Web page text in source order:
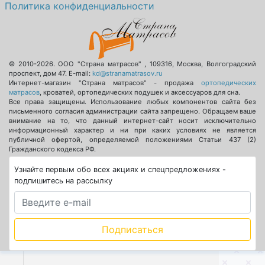
Политика конфиденциальности
© 2010-2026.ООО "Страна матрасов" , 109316, Москва, Волгоградский
проспект, дом 47. E-mail: kd@stranamatrasov.ru
Интернет-магазин "Страна матрасов" - продажа ортопедических
матрасов, кроватей, ортопедических подушек и аксессуаров для сна.
Все права защищены. Использование любых компонентов сайта без
письменного согласия администрации сайта запрещено. Обращаем ваше
внимание на то, что данный интернет-сайт носит исключительно
информационный характер и ни при каких условиях не является
публичной офертой, определяемой положениями Статьи 437 (2)
Гражданского кодекса РФ.
Узнайте первым обо всех акциях и спецпредложениях -
подпишитесь на рассылку